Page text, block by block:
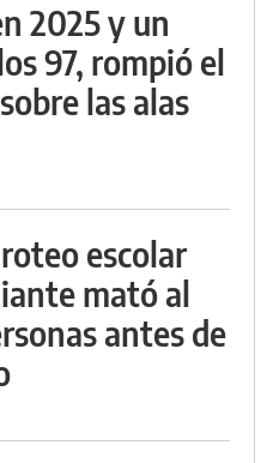
2025 y un
97, rompió el
las alas
escolar
mató al
antes de